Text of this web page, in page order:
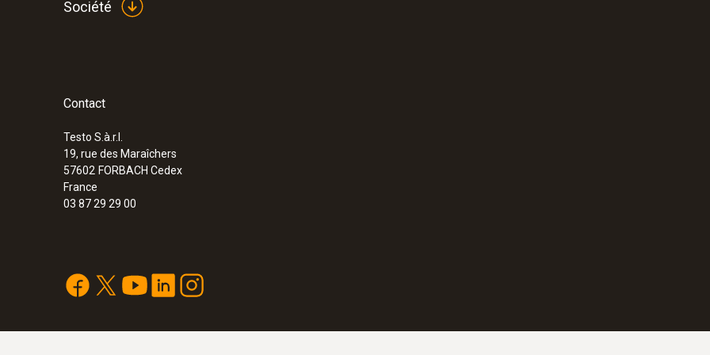
Société
Contact
Testo S.à.r.l.
19, rue des Maraîchers
57602 FORBACH Cedex
France
03 87 29 29 00